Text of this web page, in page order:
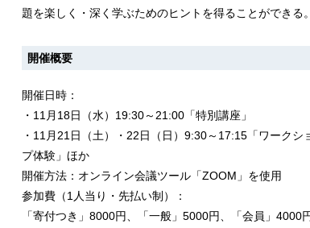
題を楽しく・深く学ぶためのヒントを得ることができる。
開催概要
開催日時：
・11月18日（水）19:30～21:00「特別講座」
・11月21日（土）・22日（日）9:30～17:15「ワークシ
プ体験」ほか
開催方法：オンライン会議ツール「ZOOM」を使用
参加費（1人当り・先払い制）：
「寄付つき」8000円、「一般」5000円、「会員」